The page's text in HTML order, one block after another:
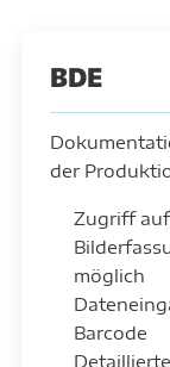
BDE
der
Zugriff
möglich
Barcode